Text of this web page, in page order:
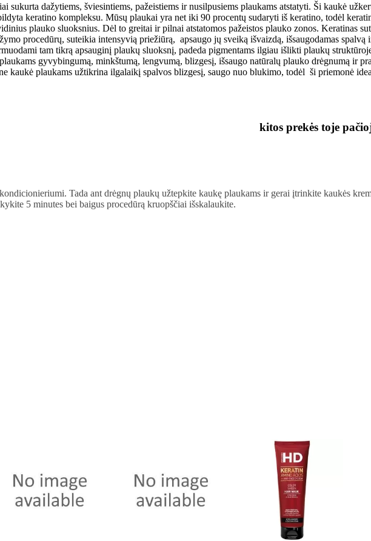
sukurta dažytiems, šviesintiems, pažeistiems ir nusilpusiems plaukams atstatyti. Ši kaukė
keratino kompleksu. Mūsų plaukai yra net iki 90 procentų sudaryti iš keratino, todėl
plauko sluoksnius. Dėl to greitai ir pilnai atstatomos pažeistos plauko zonos. Keratinas
procedūrų, suteikia intensyvią priežiūrą, apsaugo jų sveiką išvaizdą, išsaugodamas
tam tikrą apsauginį plaukų sluoksnį, padeda pigmentams ilgiau išlikti plaukų
gyvybingumą, minkštumą, lengvumą, blizgesį, išsaugo natūralų plauko drėgnumą ir
plaukams užtikrina ilgalaikį spalvos blizgesį, saugo nuo blukimo, todėl ši priemonė
Tada ant drėgnų plaukų užtepkite kaukę plaukams ir gerai įtrinkite kaukės
5 minutes bei baigus procedūrą kruopščiai išskalaukite.
kitos prekės toje